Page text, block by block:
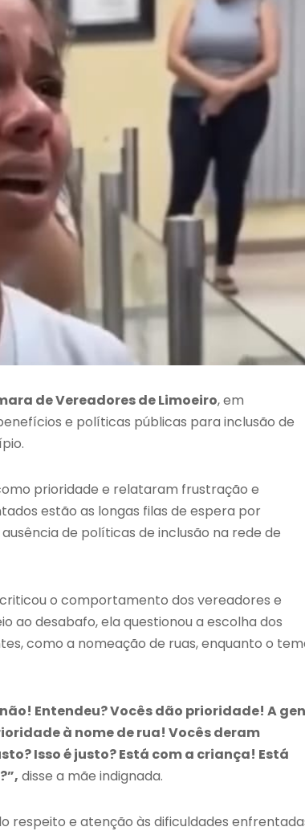
de Vereadores de Limoeiro, em
e políticas públicas para inclusão de
prioridade e relataram frustração e
estão as longas filas de espera por
de políticas de inclusão na rede de
o comportamento dos vereadores e
ao desabafo, ela questionou a escolha dos
como a nomeação de ruas, enquanto o
Entendeu? Vocês dão prioridade! A
à nome de rua! Vocês deram
Isso é justo? Está com a criança! Está
disse a mãe indignada.
respeito e atenção às dificuldades